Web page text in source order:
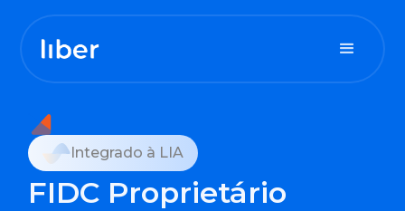
Para seu contas a pagar
Integrado à LIA
FIDC Proprietário